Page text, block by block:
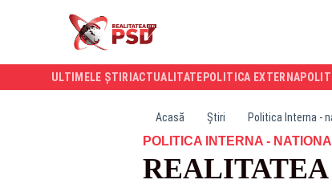
ULTIMELE ȘTIRI ACTUALITATE POLITICA EXTERNA
Acasă Știri Politica Interna -
POLITICA INTERNA -